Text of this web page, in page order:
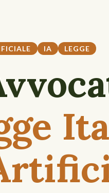
IA LEGGE